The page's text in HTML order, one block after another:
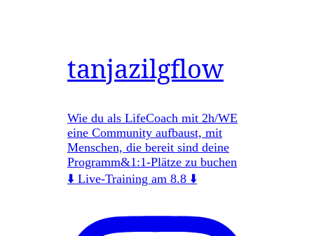
tanjazilgflow
Wie du als LifeCoach mit 2h/WE
eine Community aufbaust, mit
Menschen, die bereit sind deine
Programm&1:1-Plätze zu buchen
⬇️ Live-Training am 8.8 ⬇️